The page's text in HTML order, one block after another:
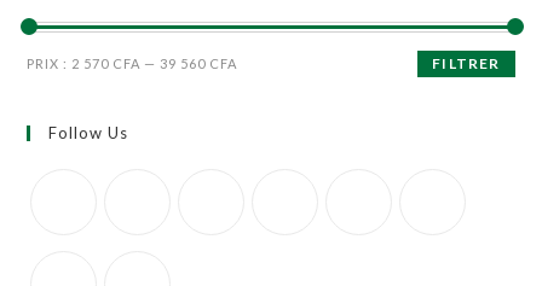
FILTRER
PRIX : 2 570 CFA — 39 560 CFA
Follow Us